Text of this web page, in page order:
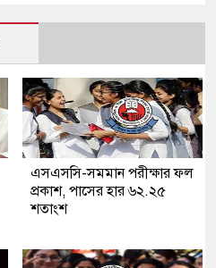
এসএসসি-সমমান পরীক্ষার ফল
প্রকাশ, পাসের হার ৬২.২৫
শতাংশ